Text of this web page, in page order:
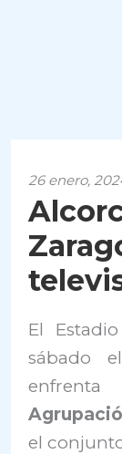
26 enero,
El
sábado
el